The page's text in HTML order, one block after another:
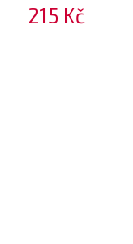
215 Kč